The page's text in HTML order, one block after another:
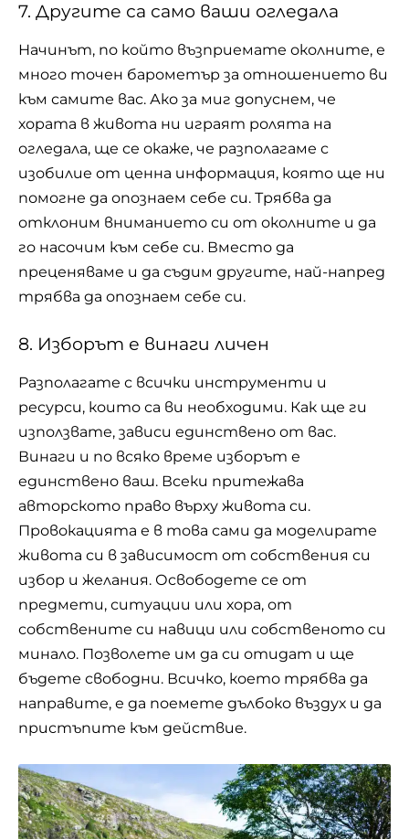
7. Другите са само ваши огледала
Начинът, по който възприемате околните, е
много точен барометър за отношението ви
към самите вас. Ако за миг допуснем, че
хората в живота ни играят ролята на
огледала, ще се окаже, че разполагаме с
изобилие от ценна информация, която ще ни
помогне да опознаем себе си. Трябва да
отклоним вниманието си от околните и да
го насочим към себе си. Вместо да
преценяваме и да съдим другите, най-напред
трябва да опознаем себе си.
8. Изборът е винаги личен
Разполагате с всички инструменти и
ресурси, които са ви необходими. Как ще ги
използвате, зависи единствено от вас.
Винаги и по всяко време изборът е
единствено ваш. Всеки притежава
авторското право върху живота си.
Провокацията е в това сами да моделирате
живота си в зависимост от собствения си
избор и желания. Освободете се от
предмети, ситуации или хора, от
собствените си навици или собственото си
минало. Позволете им да си отидат и ще
бъдете свободни. Всичко, което трябва да
направите, е да поемете дълбоко въздух и да
пристъпите към действие.